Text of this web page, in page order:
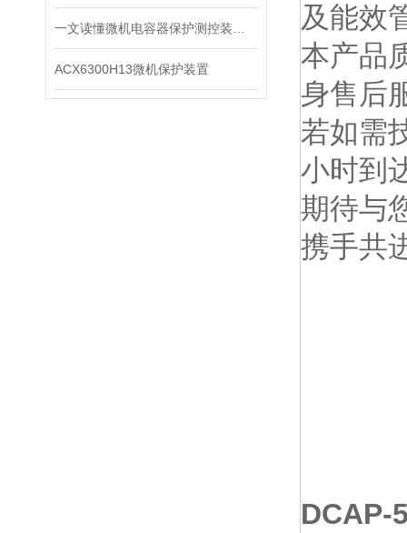
ACX6300H13微机保护装置
及能效
本产品
身售后
若如需
小时到
期待与
携手共
DCAP-